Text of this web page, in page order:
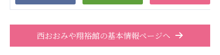
西おおみや翔裕館の基本情報ページへ